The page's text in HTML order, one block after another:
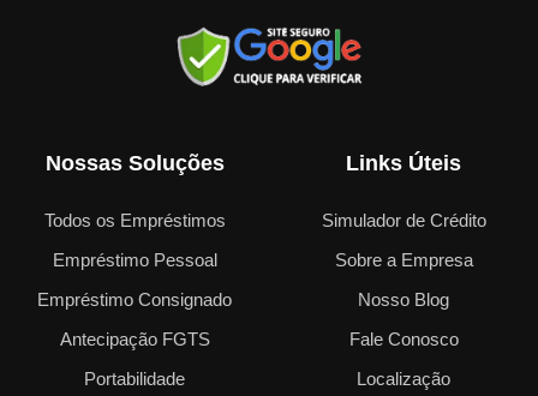
Nossas Soluções
Todos os Empréstimos
Empréstimo Pessoal
Empréstimo Consignado
Antecipação FGTS
Portabilidade
Links Úteis
Simulador de Crédito
Sobre a Empresa
Nosso Blog
Fale Conosco
Localização